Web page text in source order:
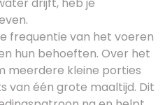
frequentie van het voeren
hun behoeften. Over het
meerdere kleine porties
van één grote maaltijd. Dit